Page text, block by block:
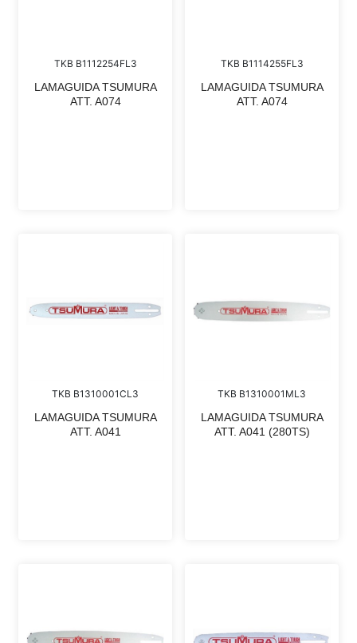
TKB B1112254FL3
LAMAGUIDA TSUMURA
ATT. A074
TKB B1114255FL3
LAMAGUIDA TSUMURA
ATT. A074
TKB B1310001CL3
LAMAGUIDA TSUMURA
ATT. A041
TKB B1310001ML3
LAMAGUIDA TSUMURA
ATT. A041 (280TS)